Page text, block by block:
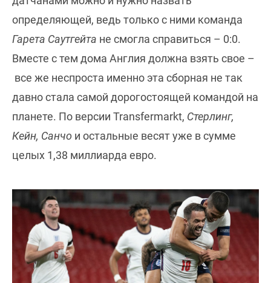
определяющей, ведь только с ними команда
Гарета Саутгейта не смогла справиться – 0:0.
Вместе с тем дома Англия должна взять свое –
все же неспроста именно эта сборная не так
давно стала самой дорогостоящей командой на
планете. По версии Transfermarkt, Стерлинг,
Кейн, Санчо и остальные весят уже в сумме
целых 1,38 миллиарда евро.